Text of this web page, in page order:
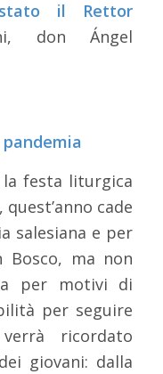
il Rettor
don Ángel
la festa liturgica
cade
salesiana e per
ma non
per motivi di
per seguire
ricordato
giovani: dalla